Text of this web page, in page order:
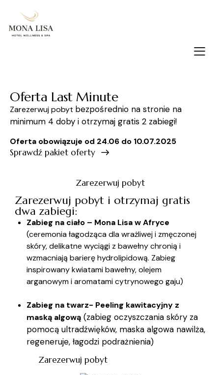
Oferta Last Minute
Zarezerwuj pobyt bezpośrednio na stronie na
minimum 4 doby i otrzymaj gratis 2 zabiegi!
Oferta obowiązuje od 24.06 do 10.07.2025
Sprawdź pakiet oferty
Zarezerwuj pobyt
Zarezerwuj pobyt i otrzymaj gratis
dwa zabiegi:
Zabieg na ciało – Mona Lisa w Afryce
(ceremonia łagodząca dla wrażliwej i zmęczonej
skóry, delikatne wyciągi z bawełny chronią i
wzmacniają barierę hydrolipidową. Zabieg
inspirowany kwiatami bawełny, olejem
arganowym i aromatami cytrynowego gaju)
Zabieg na twarz- Peeling kawitacyjny z
maską algową (zabieg oczyszczania skóry za
pomocą ultradźwięków, maska algowa nawilża,
regeneruje, łagodzi podrażnienia)
Zarezerwuj pobyt